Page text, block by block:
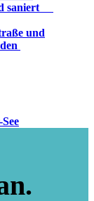
saniert
und